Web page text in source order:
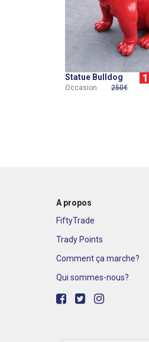
Statue Bulldog
Occasion 250€
A propos
FiftyTrade
Trady Points
Comment ça marche?
Qui sommes-nous?